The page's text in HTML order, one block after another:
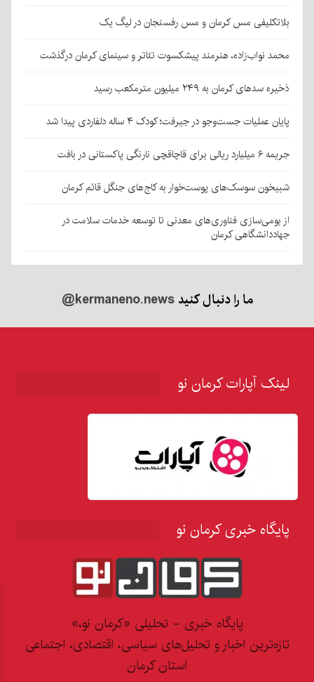
بلاتکلیفی مس کرمان و مس رفسنجان در لیگ یک
محمد نواب‌زاده، هنرمند پیشکسوت تئاتر و سینمای کرمان درگذشت
ذخیره سدهای کرمان به ۲۴۹ میلیون مترمکعب رسید
پایان عملیات جست‌وجو در جیرفت؛ کودک ۴ ساله دلفاردی پیدا شد
جریمه ۶ میلیارد ریالی برای قاچاقچی نارنگی پاکستانی در بافت
شبیخون سوسک‌های پوست‌خوار به کاج‌های جنگل قائم کرمان
از بومی‌سازی فناوری‌های معدنی تا توسعه خدمات سلامت در
جهاددانشگاهی کرمان
ما را دنبال کنید@kermaneno.news
لینک آپارات کرمان نو
پایگاه خبری کرمان نو
پایگاه خبری - تحلیلی «کرمان نو،»
تازه‌ترین اخبار و تحلیل‌های سیاسی، اقتصادی، اجتماعی
استان کرمان